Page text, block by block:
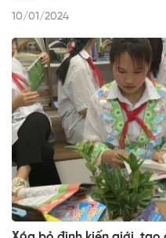
10/01/2024